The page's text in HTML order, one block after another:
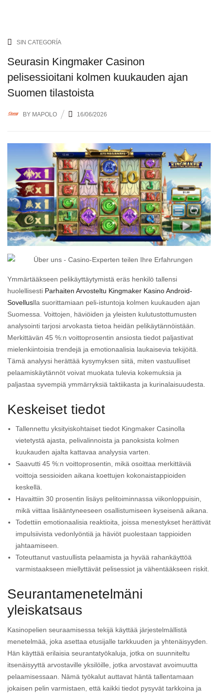
SIN CATEGORÍA
Seurasin Kingmaker Casinon
pelisessioitani kolmen kuukauden ajan
Suomen tilastoista
BY MAPOLO 16/06/2026
Ymmärtääkseen pelikäyttäytymistä eräs henkilö tallensi
huolellisesti Parhaiten Arvosteltu Kingmaker Kasino Android-
Sovelluslla suorittamiaan peli-istuntoja kolmen kuukauden ajan
Suomessa. Voittojen, häviöiden ja yleisten kulutustottumusten
analysointi tarjosi arvokasta tietoa heidän pelikäytännöistään.
Merkittävän 45 %:n voittoprosentin ansiosta tiedot paljastivat
mielenkiintoisia trendejä ja emotionaalisia laukaisevia tekijöitä.
Tämä analyysi herättää kysymyksen siitä, miten vastuulliset
pelaamiskäytännöt voivat muokata tulevia kokemuksia ja
paljastaa syvempiä ymmärryksiä taktiikasta ja kurinalaisuudesta.
Keskeiset tiedot
Tallennettu yksityiskohtaiset tiedot Kingmaker Casinolla
vietetystä ajasta, pelivalinnoista ja panoksista kolmen
kuukauden ajalta kattavaa analyysia varten.
Saavutti 45 %:n voittoprosentin, mikä osoittaa merkittäviä
voittoja sessioiden aikana koettujen kokonaistappioiden
keskellä.
Havaittiin 30 prosentin lisäys pelitoiminnassa viikonloppuisin,
mikä viittaa lisääntyneeseen osallistumiseen kyseisenä aikana.
Todettiin emotionaalisia reaktioita, joissa menestykset herättivät
impulsiivista vedonlyöntiä ja häviöt puolestaan tappioiden
jahtaamiseen.
Toteuttanut vastuullista pelaamista ja hyvää rahankäyttöä
varmistaakseen miellyttävät pelisessiot ja vähentääkseen riskit.
Seurantamenetelmäni
yleiskatsaus
Kasinopelien seuraamisessa tekijä käyttää järjestelmällistä
menetelmää, joka asettaa etusijalle tarkkuuden ja yhtenäisyyden.
Hän käyttää erilaisia seurantatyökaluja, jotka on suunniteltu
itsenäisyyttä arvostaville yksilöille, jotka arvostavat avoimuutta
pelaamisessaan. Nämä työkalut auttavat häntä tallentamaan
jokaisen pelin varmistaen, että kaikki tiedot pysyvät tarkkoina ja